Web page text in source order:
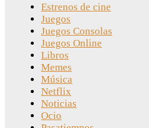
Estrenos de cine
Juegos
Juegos Consolas
Juegos Online
Libros
Memes
Música
Netflix
Noticias
Ocio